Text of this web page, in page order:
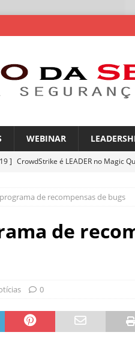
WEBINAR
] CrowdStrike é LEADER no Magic
] América Latina é a segunda região
]
IA amplia desafio de segurança e
]
]
Sem guardrails, a autonomia da IA
de recompensas de bugs
de
0